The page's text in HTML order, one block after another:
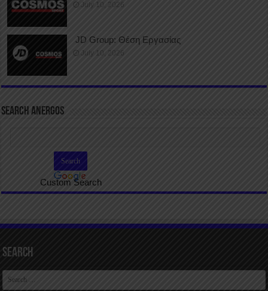
July 10, 2026
JD Group: Θέση Εργασίας
July 10, 2026
SEARCH ANERGOS
Custom Search
Search